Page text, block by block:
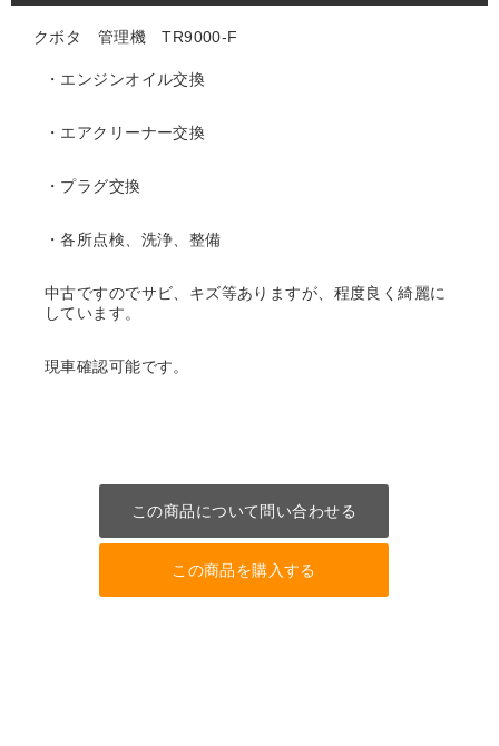
クボタ 管理機 TR9000-F
・エンジンオイル交換
・エアクリーナー交換
・プラグ交換
・各所点検、洗浄、整備
中古ですのでサビ、キズ等ありますが、程度良く綺麗に
しています。
現車確認可能です。
この商品について問い合わせる
この商品を購入する